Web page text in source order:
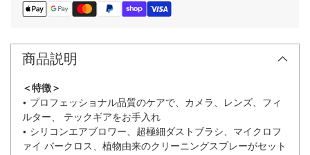
商品説明
＜特徴＞
• プロフェッショナル品質のケアで、カメラ、レンズ、フィ
ルター、 テックギアをお手入れ
• シリコンエアブロワー、 超極細 ダストブラシ、マイクロフ
ァイ バークロス、植物由来のクリーニングスプレーがセット